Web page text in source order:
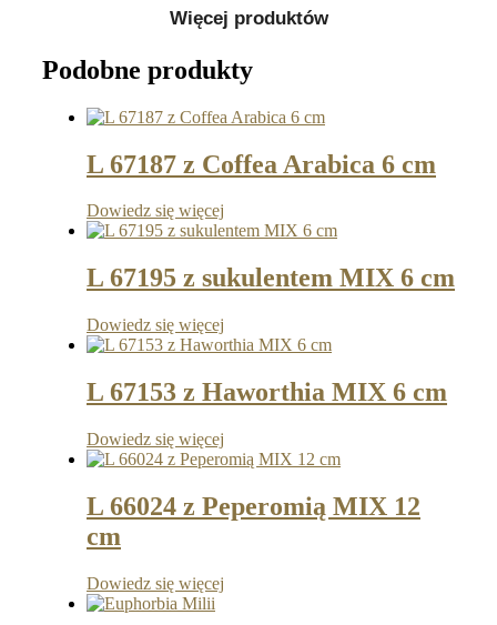
Więcej produktów
Podobne produkty
L 67187 z Coffea Arabica 6 cm
Dowiedz się więcej
L 67195 z sukulentem MIX 6 cm
Dowiedz się więcej
L 67153 z Haworthia MIX 6 cm
Dowiedz się więcej
L 66024 z Peperomią MIX 12
cm
Dowiedz się więcej